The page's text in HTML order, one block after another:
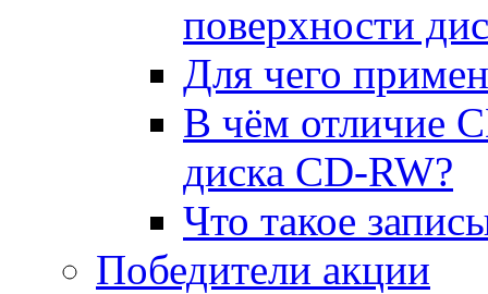
поверхности
Для чего
В чём отличие
диска CD-RW?
Что такое
Победители акции